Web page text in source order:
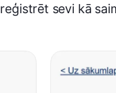
sevi kā